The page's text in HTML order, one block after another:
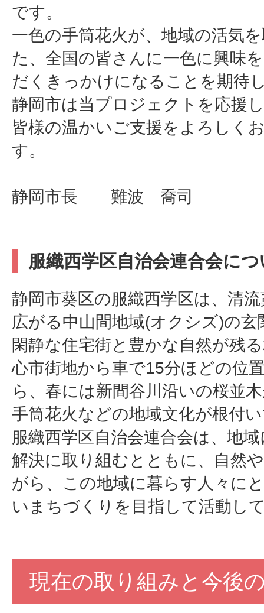
です。
一色の手筒花火が、地域の活気
た、全国の皆さんに一色に興味
だくきっかけになることを期待
静岡市は当プロジェクトを応援
皆様の温かいご支援をよろしく
す。
静岡市長 難波 喬司
服織西学区自治会連合会に
静岡市葵区の服織西学区は、清
広がる中山間地域(オクシズ)の玄
閑静な住宅街と豊かな自然が残
心市街地から車で15分ほどの位
ら、春には新間谷川沿いの桜並
手筒花火などの地域文化が根付
服織西学区自治会連合会は、地
解決に取り組むとともに、自然
がら、この地域に暮らす人々に
いまちづくりを目指して活動し
現在の取り組みと今後